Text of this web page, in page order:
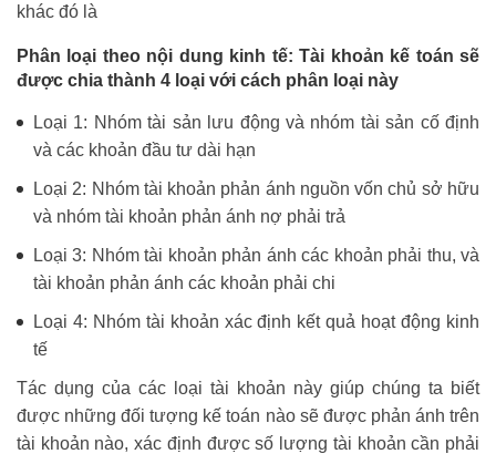
khác đó là
Phân loại theo nội dung kinh tế: Tài khoản kế toán sẽ
được chia thành 4 loại với cách phân loại này
Loại 1: Nhóm tài sản lưu động và nhóm tài sản cố định
và các khoản đầu tư dài hạn
Loại 2: Nhóm tài khoản phản ánh nguồn vốn chủ sở hữu
và nhóm tài khoản phản ánh nợ phải trả
Loại 3: Nhóm tài khoản phản ánh các khoản phải thu, và
tài khoản phản ánh các khoản phải chi
Loại 4: Nhóm tài khoản xác định kết quả hoạt động kinh
tế
Tác dụng của các loại tài khoản này giúp chúng ta biết
được những đối tượng kế toán nào sẽ được phản ánh trên
tài khoản nào, xác định được số lượng tài khoản cần phải